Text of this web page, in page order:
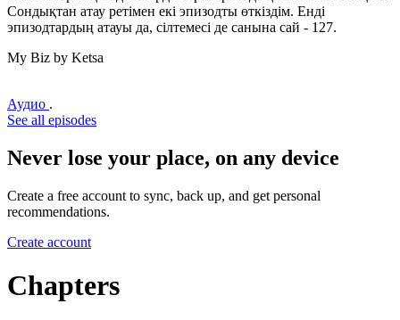
Сондықтан атау ретімен екі эпизодты өткіздім. Енді
эпизодтардың атауы да, сілтемесі де санына сай - 127.
My Biz by Ketsa
Аудио .
See all episodes
Never lose your place, on any device
Create a free account to sync, back up, and get personal
recommendations.
Create account
Chapters